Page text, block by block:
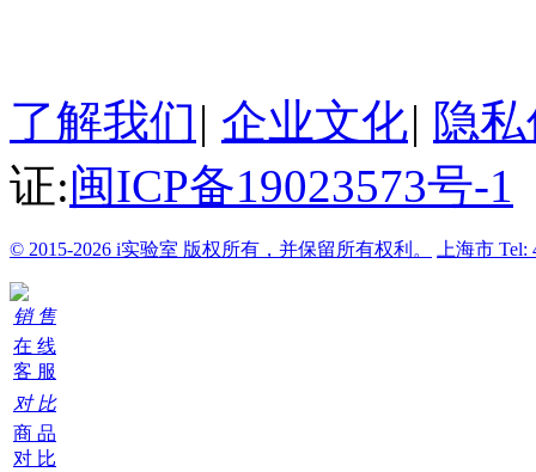
了解我们 | 企业文化| 隐
证:闽ICP备19023573号-1
© 2015-2026 i实验室 版权所有，并保留所有权利。 上海市 Tel:
销 售
在 线
客 服
对 比
商 品
对 比